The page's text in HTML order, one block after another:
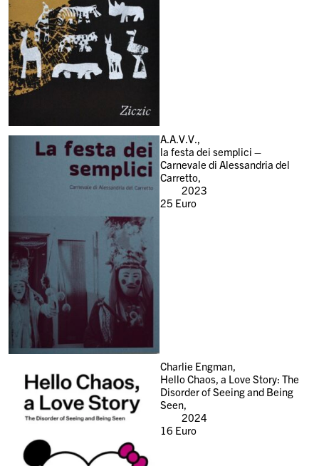
A.A.V.V.,
la festa dei semplici –
Carnevale di Alessandria del
Carretto,
2023
25 Euro
Charlie Engman,
Hello Chaos, a Love Story: The
Disorder of Seeing and Being
Seen,
2024
16 Euro